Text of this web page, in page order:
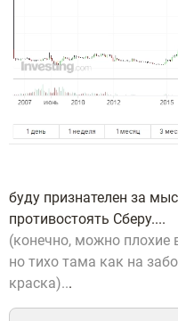
буду признателен за
противостоять Сберу....
(конечно, можно плохие
но тихо тама как на
краска)...